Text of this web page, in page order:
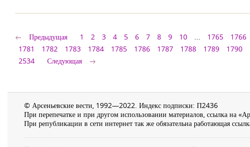
Предыдущая 1 2 3 4 5 6 7 8 9 10 ... 1765 1766
1781 1782 1783 1784 1785 1786 1787 1788 1789 1790
2534
Следующая
© Арсеньевские вести, 1992—2022. Индекс подписки: П2436
При перепечатке и при другом использовании материалов, ссылка на
При републикации в сети интернет так же обязательна работающая